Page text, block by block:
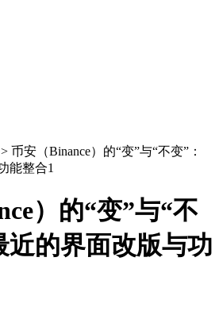
> 币安（Binance）的“变”与“不变”：
能整合1
）的“变”与“不
近的界面改版与功